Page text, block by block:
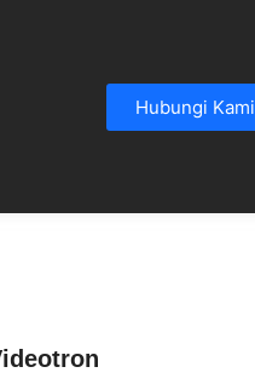
Hubungi Kami